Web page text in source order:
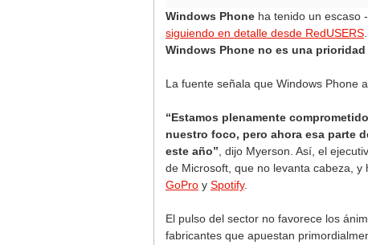
Windows Phone ha tenido un escaso
siguiendo en detalle desde RedUSERS
Windows Phone no es una
La fuente señala que Windows Phone
“Estamos plenamente
nuestro foco, pero ahora esa parte
este año” , dijo Myerson. Así, el
de Microsoft, que no levanta cabeza, y
GoPro y Spotify.
El pulso del sector no favorece los
fabricantes que apuestan